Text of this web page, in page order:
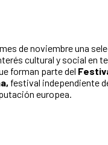
de noviembre una
cultural y social en
forman parte del
festival independiente
europea.